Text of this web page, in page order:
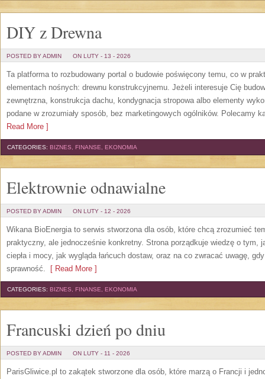
DIY z Drewna
POSTED BY ADMIN ON LUTY - 13 - 2026
Ta platforma to rozbudowany portal o budowie poświęcony temu, co w
elementach nośnych: drewnu konstrukcyjnemu. Jeżeli interesuje Cię
zewnętrzna, konstrukcja dachu, kondygnacja stropowa albo elementy
podane w zrozumiały sposób, bez marketingowych ogólników. Polecamy
Read More ]
CATEGORIES: BIZNES, FINANSE, EKONOMIA
Elektrownie odnawialne
POSTED BY ADMIN ON LUTY - 12 - 2026
Wikana BioEnergia to serwis stworzona dla osób, które chcą zrozumieć
praktyczny, ale jednocześnie konkretny. Strona porządkuje wiedzę o tym,
ciepła i mocy, jak wygląda łańcuch dostaw, oraz na co zwracać uwagę,
sprawność. [ Read More ]
CATEGORIES: BIZNES, FINANSE, EKONOMIA
Francuski dzień po dniu
POSTED BY ADMIN ON LUTY - 11 - 2026
ParisGliwice.pl to zakątek stworzone dla osób, które marzą o Francji i